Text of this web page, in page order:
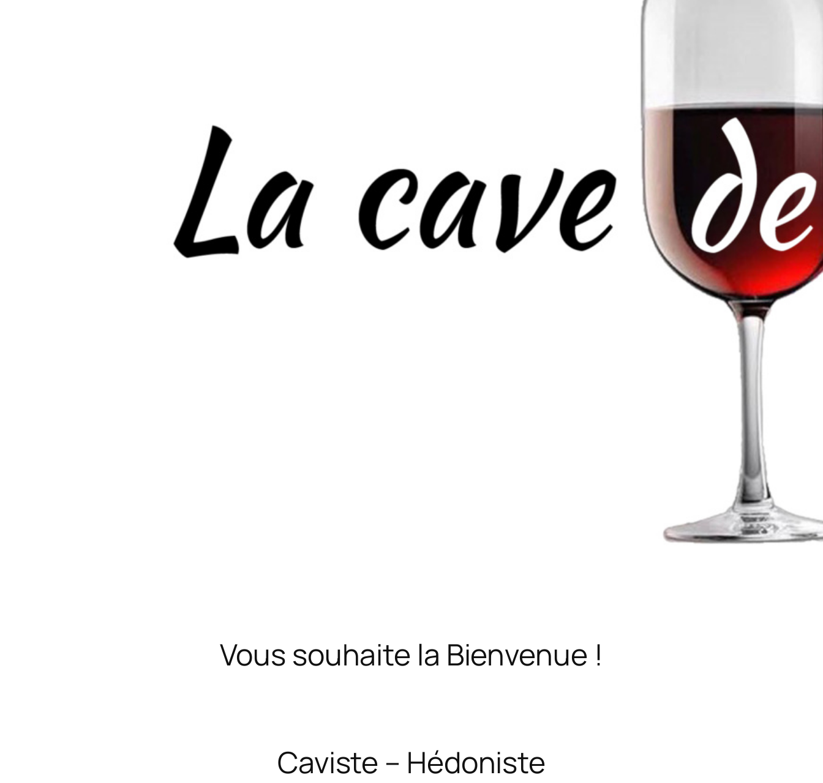
Vous souhaite la Bienvenue !
Caviste – Hédoniste